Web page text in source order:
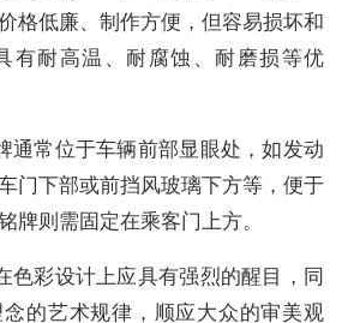
格低廉、制作方便，但容易损坏和
有耐高温、耐腐蚀、耐磨损等优
通常位于车辆前部显眼处，如发动
门下部或前挡风玻璃下方等，便于
牌则需固定在乘客门上方。
色彩设计上应具有强烈的醒目，同
的艺术规律，顺应大众的审美观